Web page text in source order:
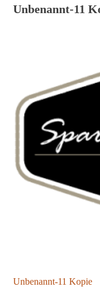
Unbenannt-11
Unbenannt-11 Kopie